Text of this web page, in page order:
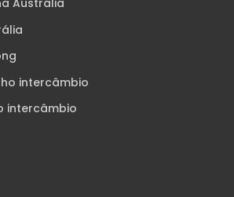
intercâmbio
intercâmbio